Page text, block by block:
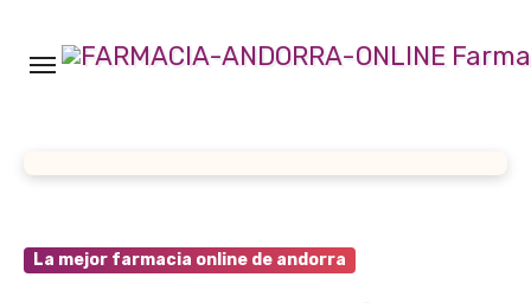
contenido
La mejor farmacia online de andorra